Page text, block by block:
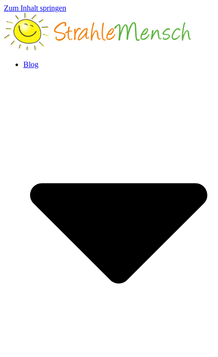
Zum Inhalt springen
Blog